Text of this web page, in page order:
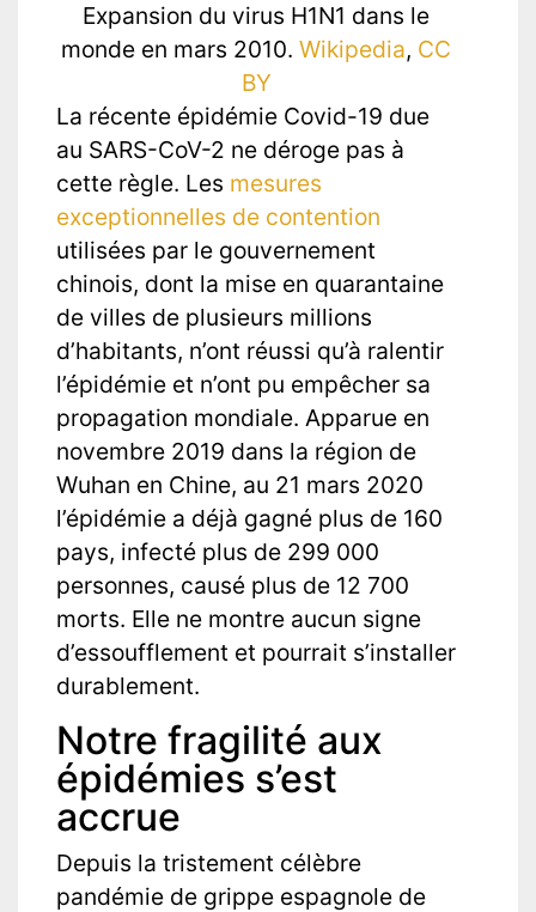
Expansion du virus H1N1 dans le
monde en mars 2010. Wikipedia, CC
BY
La récente épidémie Covid-19 due
au SARS-CoV-2 ne déroge pas à
cette règle. Les mesures
exceptionnelles de contention
utilisées par le gouvernement
chinois, dont la mise en quarantaine
de villes de plusieurs millions
d’habitants, n’ont réussi qu’à ralentir
l’épidémie et n’ont pu empêcher sa
propagation mondiale. Apparue en
novembre 2019 dans la région de
Wuhan en Chine, au 21 mars 2020
l’épidémie a déjà gagné plus de 160
pays, infecté plus de 299 000
personnes, causé plus de 12 700
morts. Elle ne montre aucun signe
d’essoufflement et pourrait s’installer
durablement.
Notre fragilité aux
épidémies s’est
accrue
Depuis la tristement célèbre
pandémie de grippe espagnole de